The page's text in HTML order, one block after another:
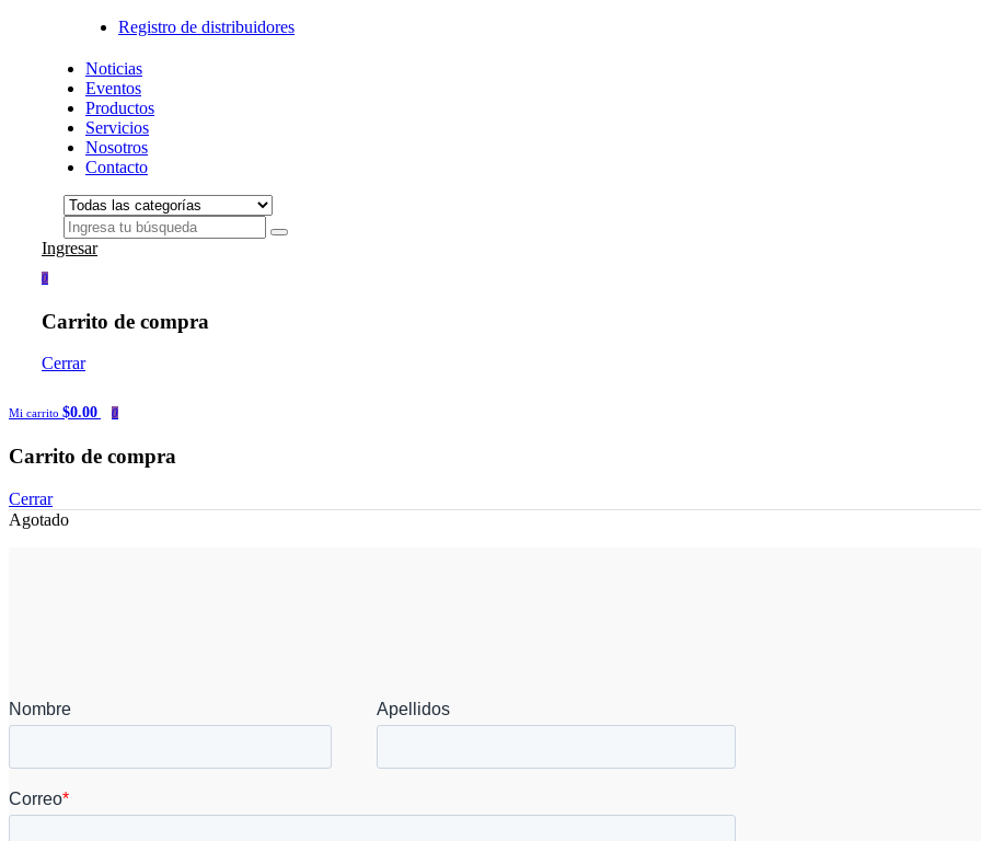
Registro de distribuidores
Noticias
Eventos
Productos
Servicios
Nosotros
Contacto
Ingresar
0
Carrito de compra
Cerrar
Mi carrito $0.00 0
Carrito de compra
Cerrar
Agotado